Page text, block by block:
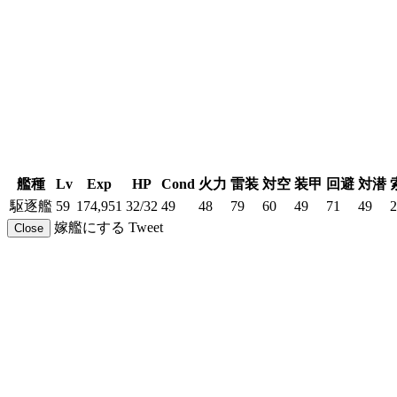
艦種 Lv Exp HP Cond 火力 雷装 対空 装甲 回避 対潜
駆逐艦 59 174,951 32/32 49 48 79 60 49 71 49
Close 嫁艦にする Tweet